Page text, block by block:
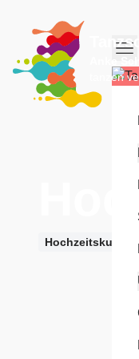
tanzen
Hochzeitskurs